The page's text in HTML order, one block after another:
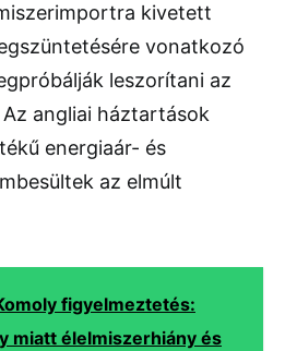
kivetett
vonatkozó
leszorítani az
angliai háztartások
energiaár- és
az elmúlt
figyelmeztetés:
miatt élelmiszerhiány és